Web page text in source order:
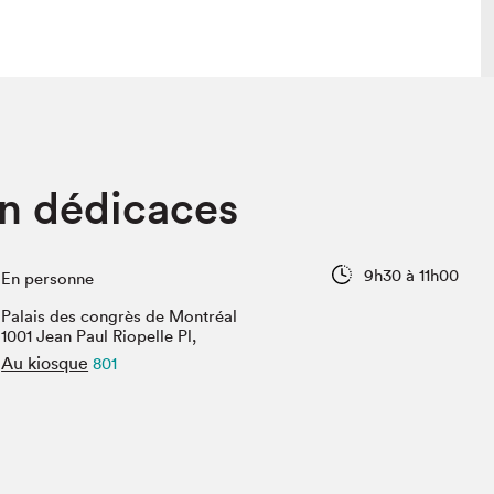
Programmation dans la ville
Vidéos et balados
dédicaces
En personne
9h30 à 11h00
Palais des congrès de Montréal
1001 Jean Paul Riopelle Pl,
Au kiosque 801